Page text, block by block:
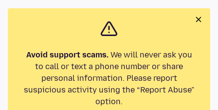
Avoid support scams.We will never ask you
to call or text a phone number or share
personal information. Please report
suspicious activity using the “Report Abuse”
option.